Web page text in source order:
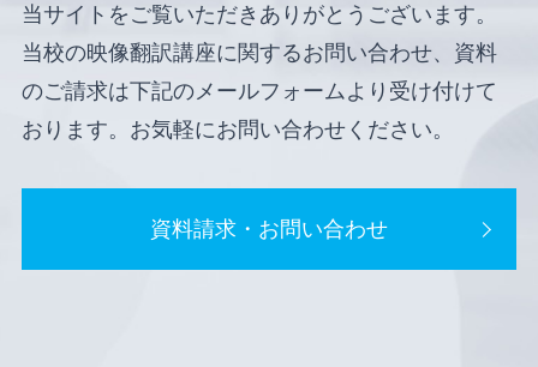
当サイトをご覧いただきありがとうございます。
当校の映像翻訳講座に関するお問い合わせ、資料
のご請求は下記のメールフォームより受け付けて
おります。お気軽にお問い合わせください。
資料請求・お問い合わせ